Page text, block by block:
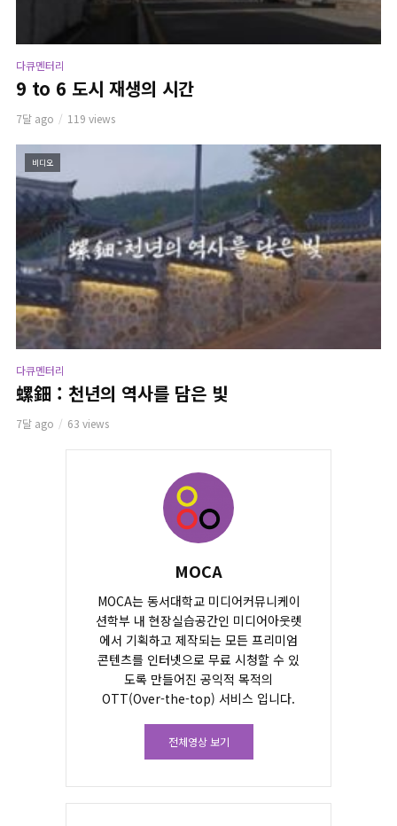
다큐멘터리
9 to 6 도시 재생의 시간
7달 ago 119 views
비디오
다큐멘터리
螺鈿 : 천년의 역사를 담은 빛
7달 ago 63 views
MOCA
MOCA는 동서대학교 미디어커뮤니케이
션학부 내 현장실습공간인 미디어아웃렛
에서 기획하고 제작되는 모든 프리미엄
콘텐츠를 인터넷으로 무료 시청할 수 있
도록 만들어진 공익적 목적의
OTT(Over-the-top) 서비스 입니다.
전체영상 보기